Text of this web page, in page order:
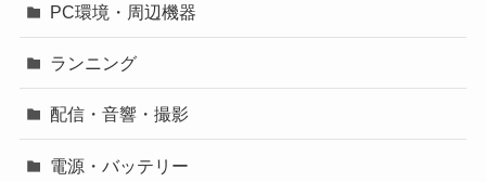
PC環境・周辺機器
ランニング
配信・音響・撮影
電源・バッテリー